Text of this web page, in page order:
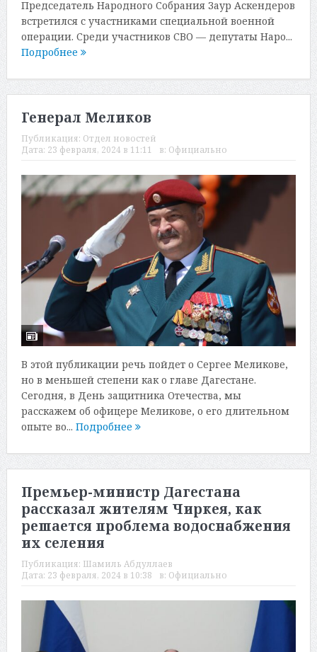
Председатель Народного Собрания Заур Аскендеров
встретился с участниками специальной военной
операции. Среди участников СВО — депутаты Наро...
Подробнее
Генерал Меликов
Публикация: Отдел новостей
Дата: 23 февраля, 2024 в 11:11 в: Официально
В этой публикации речь пойдет о Сергее Меликове,
но в меньшей степени как о главе Дагестане.
Сегодня, в День защитника Отечества, мы
расскажем об офицере Меликове, о его длительном
опыте во... Подробнее
Премьер-министр Дагестана
рассказал жителям Чиркея, как
решается проблема водоснабжения
их селения
Публикация: Шамиль Абдуллаев
Дата: 23 февраля, 2024 в 10:38 в: Официально